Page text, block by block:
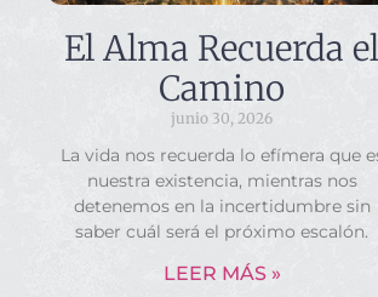
El Alma Recuerda el
Camino
junio 30, 2026
La vida nos recuerda lo efímera que
nuestra existencia, mientras nos
detenemos en la incertidumbre sin
saber cuál será el próximo escalón.
LEER MÁS »